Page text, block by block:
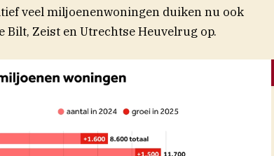
veel miljoenenwoningen duiken nu ook
Bilt, Zeist en Utrechtse Heuvelrug op.